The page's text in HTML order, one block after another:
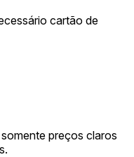
cartão de
preços claros